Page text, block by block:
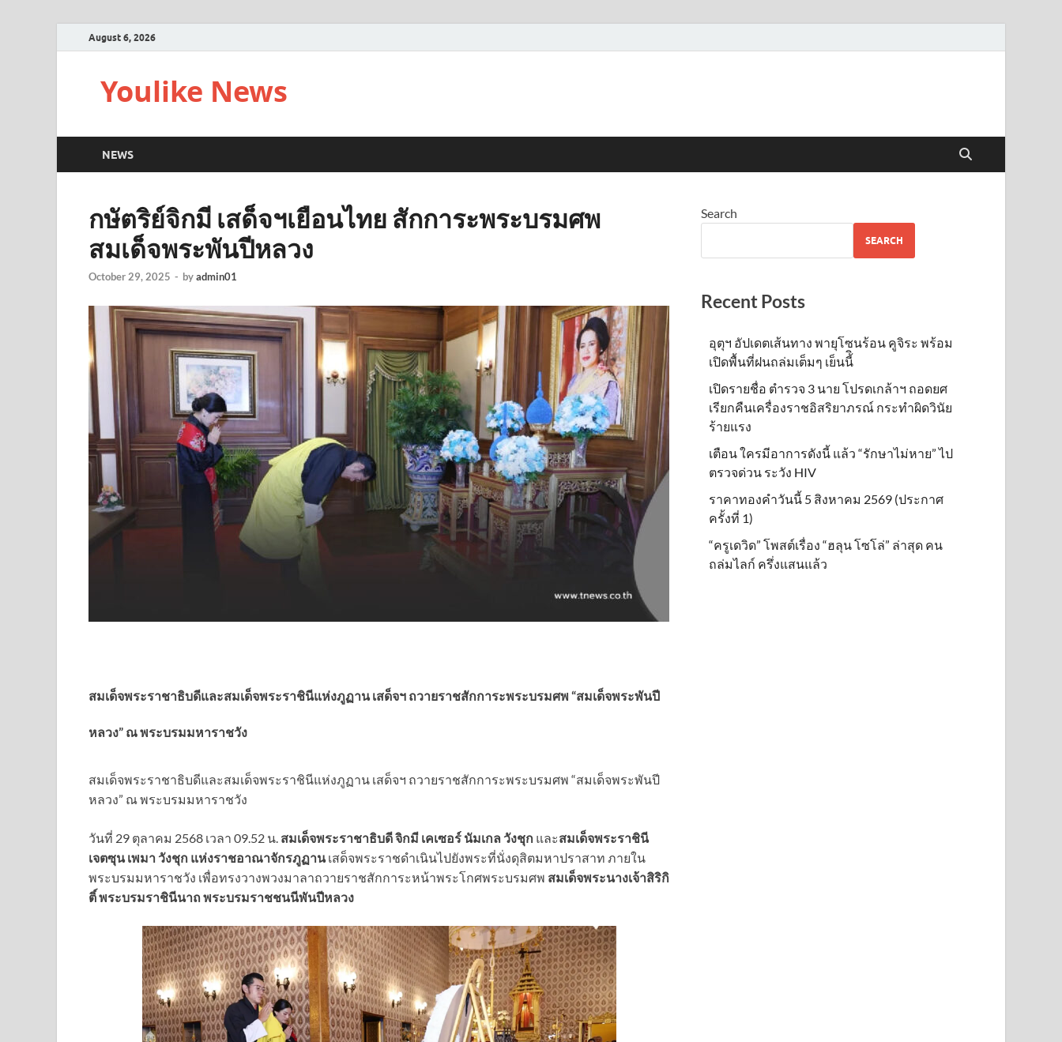
August 6, 2026
Youlike News
NEWS
กษัตริย์จิกมี เสด็จฯเยือนไทย สักการะพระบรมศพ
สมเด็จพระพันปีหลวง
October 29, 2025 - byadmin01
สมเด็จพระราชาธิบดีและสมเด็จพระราชินีแห่งภูฏาน เสด็จฯ ถวายราชสักการะพระบรมศพ “สมเด็จพระพันปี
หลวง” ณ พระบรมมหาราชวัง
สมเด็จพระราชาธิบดีและสมเด็จพระราชินีแห่งภูฏาน เสด็จฯ ถวายราชสักการะพระบรมศพ “สมเด็จพระพันปี
หลวง” ณ พระบรมมหาราชวัง
วันที่ 29 ตุลาคม 2568 เวลา 09.52 น. สมเด็จพระราชาธิบดี จิกมี เคเซอร์ นัมเกล วังชุก และสมเด็จพระราชินี
เจตซุน เพมา วังชุก แห่งราชอาณาจักรภูฏานเสด็จพระราชดำเนินไปยังพระที่นั่งดุสิตมหาปราสาท ภายใน
พระบรมมหาราชวัง เพื่อทรงวางพวงมาลาถวายราชสักการะหน้าพระโกศพระบรมศพ สมเด็จพระนางเจ้าสิริกิ
ติ์ พระบรมราชินีนาถ พระบรมราชชนนีพันปีหลวง
Search
SEARCH
Recent Posts
อุตุฯ อัปเดตเส้นทาง พายุโซนร้อน คูจิระ พร้อม
เปิดพื้นที่ฝนถล่มเต็มๆ เย็นนี้ิ
เปิดรายชื่อ ตำรวจ 3 นาย โปรดเกล้าฯ ถอดยศ
เรียกคืนเครื่องราชอิสริยาภรณ์ กระทำผิดวินัย
ร้ายแรง
เตือน ใครมีอาการดังนี้ แล้ว “รักษาไม่หาย” ไป
ตรวจด่วน ระวัง HIV
ราคาทองคำวันนี้ 5 สิงหาคม 2569 (ประกาศ
ครั้งที่ 1)
“ครูเดวิด” โพสต์เรื่อง “ฮลุน โซโล่” ล่าสุด คน
ถล่มไลก์ ครึ่งแสนแล้ว